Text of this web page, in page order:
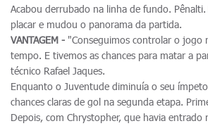
Acabou derrubado na linha de fundo.
placar e mudou o panorama da partida.
VANTAGEM - "Conseguimos controlar o jogo
tempo. E tivemos as chances para matar a
técnico Rafael Jaques.
Enquanto o Juventude diminuía o seu
chances claras de gol na segunda etapa.
Depois, com Chrystopher, que havia entrado